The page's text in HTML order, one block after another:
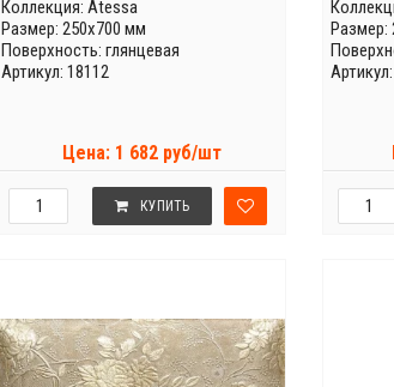
Коллекция: Atessa
Размер: 250x700 мм
Поверхность: глянцевая
Артикул: 18112
Цена: 1 682 руб/шт
КУПИТЬ
Размер: